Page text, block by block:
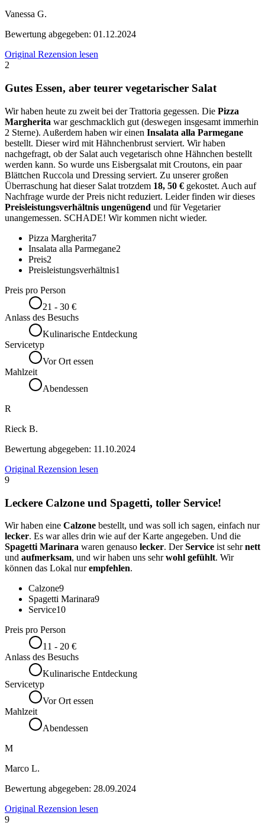
Vanessa G.
Bewertung abgegeben: 01.12.2024
Original Rezension lesen
2
Gutes Essen, aber teurer vegetarischer Salat
Wir haben heute zu zweit bei der Trattoria gegessen. Die Pizza
Margherita war geschmacklich gut (deswegen insgesamt immerhin
2 Sterne). Außerdem haben wir einen Insalata alla Parmegane
bestellt. Dieser wird mit Hähnchenbrust serviert. Wir haben
nachgefragt, ob der Salat auch vegetarisch ohne Hähnchen bestellt
werden kann. So wurde uns Eisbergsalat mit Croutons, ein paar
Blättchen Ruccola und Dressing serviert. Zu unserer großen
Überraschung hat dieser Salat trotzdem 18, 50 € gekostet. Auch auf
Nachfrage wurde der Preis nicht reduziert. Leider finden wir dieses
Preisleistungsverhältnis ungenügend und für Vegetarier
unangemessen. SCHADE! Wir kommen nicht wieder.
Pizza Margherita7
Insalata alla Parmegane2
Preis2
Preisleistungsverhältnis1
Preis pro Person
21 - 30 €
Anlass des Besuchs
Kulinarische Entdeckung
Servicetyp
Vor Ort essen
Mahlzeit
Abendessen
R
Rieck B.
Bewertung abgegeben: 11.10.2024
Original Rezension lesen
9
Leckere Calzone und Spagetti, toller Service!
Wir haben eine Calzone bestellt, und was soll ich sagen, einfach nur
lecker. Es war alles drin wie auf der Karte angegeben. Und die
Spagetti Marinara waren genauso lecker. DerService ist sehrnett
und aufmerksam, und wir haben uns sehrwohl gefühlt. Wir
können das Lokal nurempfehlen.
Calzone9
Spagetti Marinara9
Service10
Preis pro Person
11 - 20 €
Anlass des Besuchs
Kulinarische Entdeckung
Servicetyp
Vor Ort essen
Mahlzeit
Abendessen
M
Marco L.
Bewertung abgegeben: 28.09.2024
Original Rezension lesen
9